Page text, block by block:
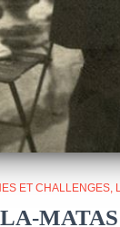
ET CHALLENGES